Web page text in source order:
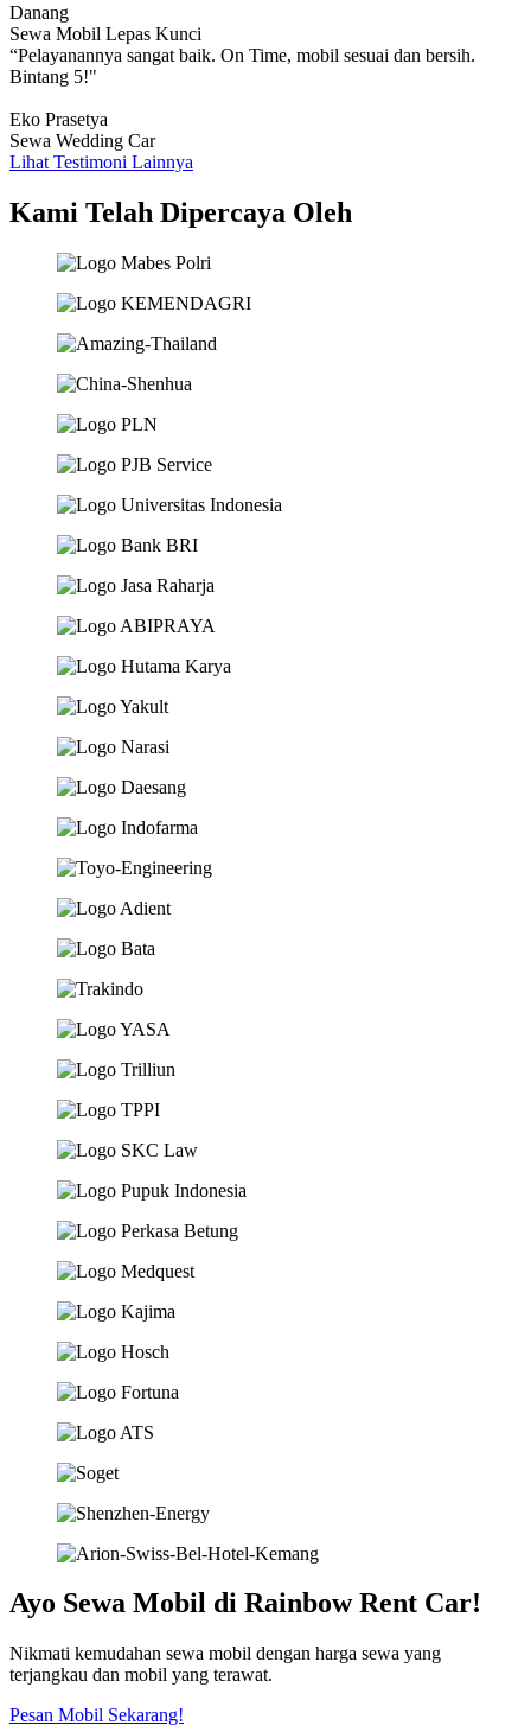
Danang
Sewa Mobil Lepas Kunci
“Pelayanannya sangat baik. On Time, mobil sesuai dan bersih.
Bintang 5!"
Eko Prasetya
Sewa Wedding Car
Lihat Testimoni Lainnya
Kami Telah Dipercaya Oleh
Ayo Sewa Mobil di Rainbow Rent Car!
Nikmati kemudahan sewa mobil dengan harga sewa yang
terjangkau dan mobil yang terawat.
Pesan Mobil Sekarang!